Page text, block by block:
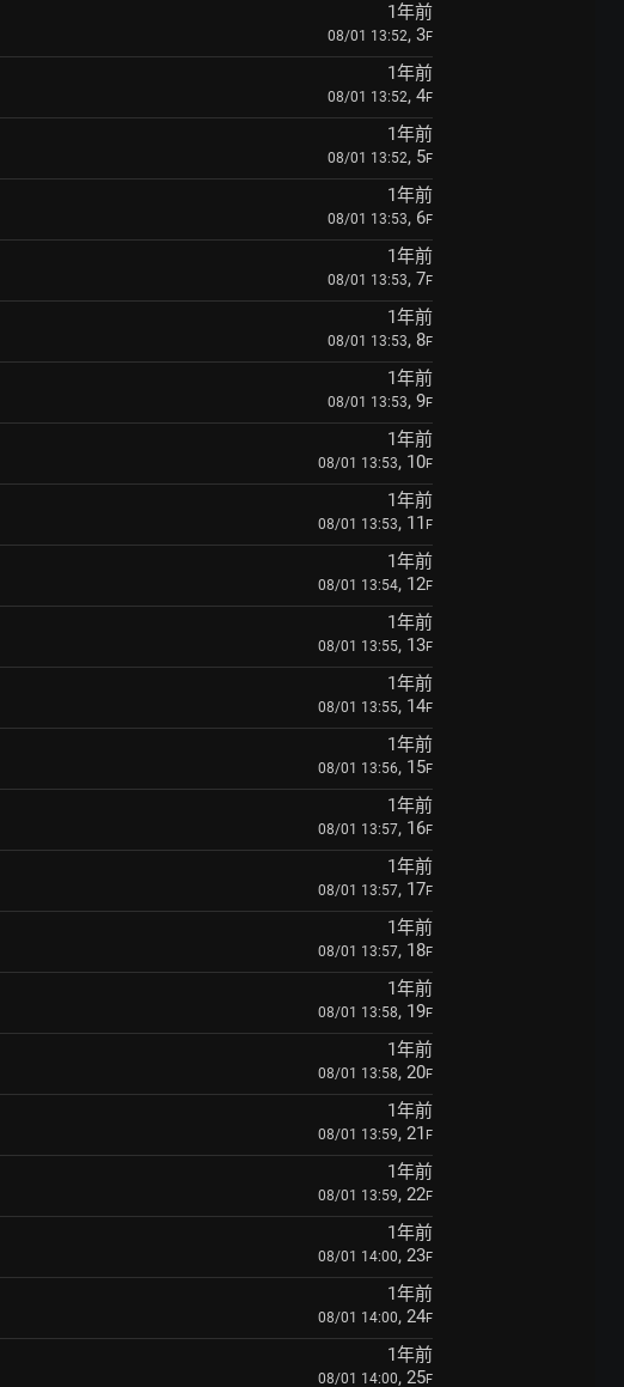
1年前
08/01 13:52, 3F
1年前
08/01 13:52, 4F
1年前
08/01 13:52, 5F
1年前
08/01 13:53, 6F
1年前
08/01 13:53, 7F
1年前
08/01 13:53, 8F
1年前
08/01 13:53, 9F
1年前
08/01 13:53, 10F
1年前
08/01 13:53, 11 F
1年前
08/01 13:54, 12F
1年前
08/01 13:55, 13F
1年前
08/01 13:55, 14F
1年前
08/01 13:56, 15F
1年前
08/01 13:57, 16F
1年前
08/01 13:57, 17F
1年前
08/01 13:57, 18F
1年前
08/01 13:58, 19F
1年前
08/01 13:58, 20F
1年前
08/01 13:59, 21 F
1年前
08/01 13:59, 22F
1年前
08/01 14:00, 23F
1年前
08/01 14:00, 24F
1年前
08/01 14:00, 25F